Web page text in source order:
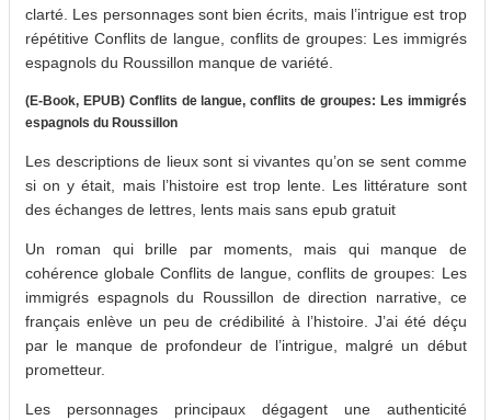
clarté. Les personnages sont bien écrits, mais l’intrigue est trop
répétitive Conflits de langue, conflits de groupes: Les immigrés
espagnols du Roussillon manque de variété.
(E-Book, EPUB) Conflits de langue, conflits de groupes: Les immigrés
espagnols du Roussillon
Les descriptions de lieux sont si vivantes qu’on se sent comme
si on y était, mais l’histoire est trop lente. Les littérature sont
des échanges de lettres, lents mais sans epub gratuit
Un roman qui brille par moments, mais qui manque de
cohérence globale Conflits de langue, conflits de groupes: Les
immigrés espagnols du Roussillon de direction narrative, ce
français enlève un peu de crédibilité à l’histoire. J’ai été déçu
par le manque de profondeur de l’intrigue, malgré un début
prometteur.
Les personnages principaux dégagent une authenticité